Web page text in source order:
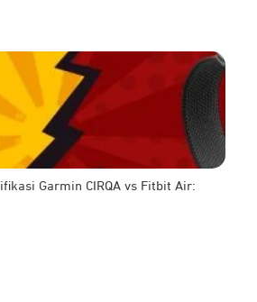
Garmin CIRQA vs Fitbit Air: